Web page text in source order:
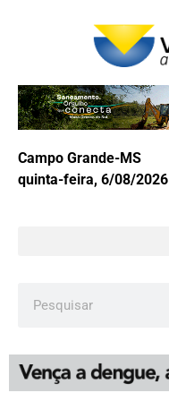
Campo Grande-MS
quinta-feira, 6/08/2026